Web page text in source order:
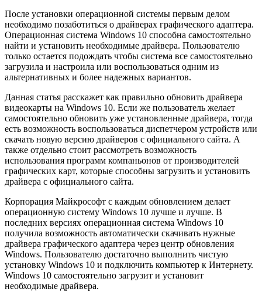
После установки операционной системы первым делом
необходимо позаботиться о драйверах графического адаптера.
Операционная система Windows 10 способна самостоятельно
найти и установить необходимые драйвера. Пользователю
только остается подождать чтобы система все самостоятельно
загрузила и настроила или воспользоваться одним из
альтернативных и более надежных вариантов.
Данная статья расскажет как правильно обновить драйвера
видеокарты на Windows 10. Если же пользователь желает
самостоятельно обновить уже установленные драйвера, тогда
есть возможность воспользоваться диспетчером устройств или
скачать новую версию драйверов с официального сайта. А
также отдельно стоит рассмотреть возможность
использования программ компаньонов от производителей
графических карт, которые способны загрузить и установить
драйвера с официального сайта.
Корпорация Майкрософт с каждым обновлением делает
операционную систему Windows 10 лучше и лучше. В
последних версиях операционная система Windows 10
получила возможность автоматически скачивать нужные
драйвера графического адаптера через центр обновления
Windows. Пользователю достаточно выполнить чистую
установку Windows 10 и подключить компьютер к Интернету.
Windows 10 самостоятельно загрузит и установит
необходимые драйвера.